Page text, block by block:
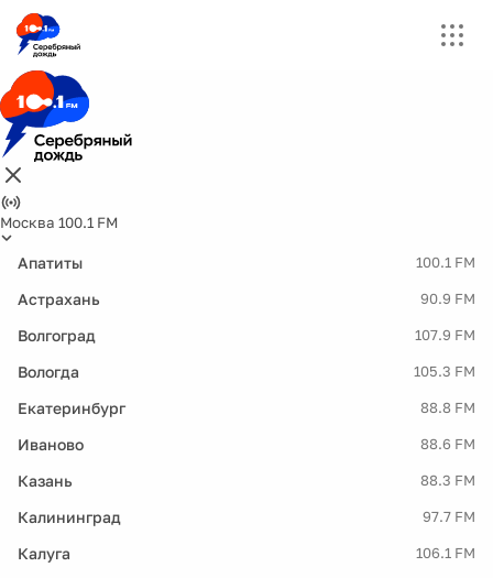
Москва 100.1 FM
Апатиты 100.1 FM
Астрахань 90.9 FM
Волгоград 107.9 FM
Вологда 105.3 FM
Екатеринбург 88.8 FM
Иваново 88.6 FM
Казань 88.3 FM
Калининград 97.7 FM
Калуга 106.1 FM